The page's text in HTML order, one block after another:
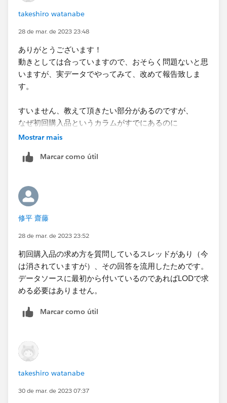
takeshiro watanabe
28 de mar. de 2023 23:48
ありがとうございます！
動きとしては合っていますので、おそらく問題ないと思
いますが、実データでやってみて、改めて報告致しま
す。
​すいません、教えて頂きたい部分があるのですが、
なぜ初回購入品というカラムがすでにあるのに
LODで改めて作り直す必要があるのでしょうか。​
Mostrar mais
Marcar como útil
修平 齋藤
28 de mar. de 2023 23:52
初回購入品の求め方を質問しているスレッドがあり（今
は消されていますが）、その回答を流用したためです。
データソースに最初から付いているのであればLODで求
める必要はありません。
Marcar como útil
takeshiro watanabe
30 de mar. de 2023 07:37